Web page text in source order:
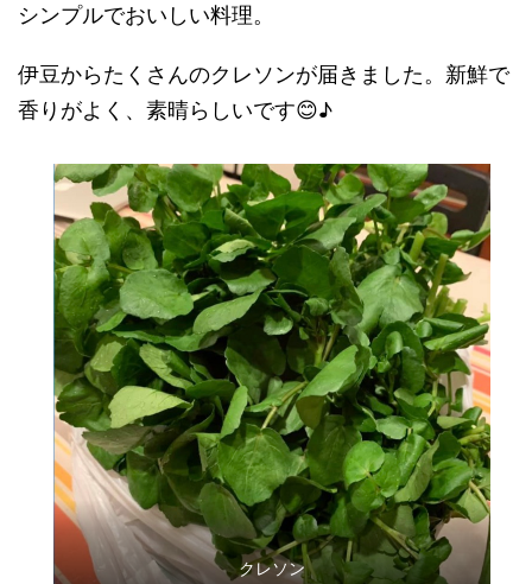
シンプルでおいしい料理。
伊豆からたくさんのクレソンが届きました。新鮮で
香りがよく、素晴らしいです😊♪
クレソン